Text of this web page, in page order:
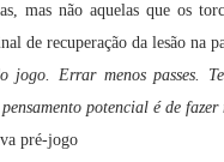
mas não aquelas que os
de recuperação da lesão na
jogo. Errar menos passes.
potencial é de
pré-jogo